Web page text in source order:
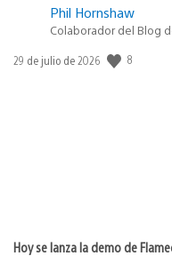
Phil Hornshaw
Colaborador del Blog
Fecha
29 de julio de 2026 8
Hoy se lanza la demo de